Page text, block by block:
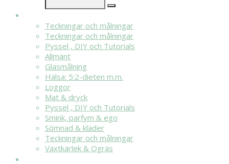
Teckningar och målningar
Teckningar och målningar
Pyssel , DIY och Tutorials
Allmänt
Glasmålning
Hälsa: 5:2-dieten m.m.
Loggor
Mat & dryck
Pyssel , DIY och Tutorials
Smink, parfym & ego
Sömnad & kläder
Teckningar och målningar
Växtkärlek & Ogräs